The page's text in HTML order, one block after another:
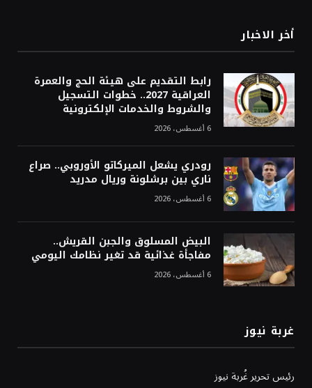
أخر الاخبار
رابط التقديم على هيئة الحج والعمرة
العراقية 2027.. خطوات التسجيل
والشروط والخدمات الإلكترونية
6 أغسطس، 2026
رودري يشعل الميركاتو الأوروبي.. صراع
ناري بين برشلونة وريال مدريد
6 أغسطس، 2026
البيض المسلوق والجبن القريش..
مفاجأة غذائية قد تغير نظامك اليومي
6 أغسطس، 2026
غربة نيوز
رئيس تحرير غُربة نيوز